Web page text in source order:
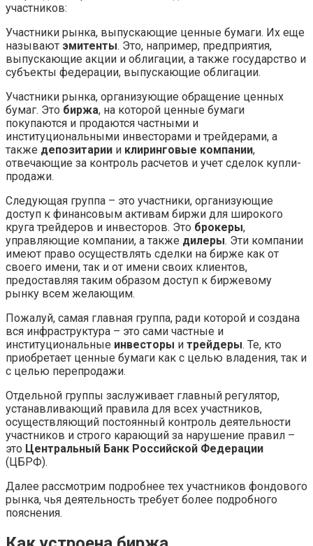
участников:
Участники рынка, выпускающие ценные бумаги. Их еще
называют эмитенты. Это, например, предприятия,
выпускающие акции и облигации, а также государство и
субъекты федерации, выпускающие облигации.
Участники рынка, организующие обращение ценных
бумаг. Это биржа, на которой ценные бумаги
покупаются и продаются частными и
институциональными инвесторами и трейдерами, а
также депозитарии и клиринговые компании,
отвечающие за контроль расчетов и учет сделок купли-
продажи.
Следующая группа – это участники, организующие
доступ к финансовым активам биржи для широкого
круга трейдеров и инвесторов. Это брокеры,
управляющие компании, а также дилеры. Эти компании
имеют право осуществлять сделки на бирже как от
своего имени, так и от имени своих клиентов,
предоставляя таким образом доступ к биржевому
рынку всем желающим.
Пожалуй, самая главная группа, ради которой и создана
вся инфраструктура – это сами частные и
институциональные инвесторы и трейдеры. Те, кто
приобретает ценные бумаги как с целью владения, так и
с целью перепродажи.
Отдельной группы заслуживает главный регулятор,
устанавливающий правила для всех участников,
осуществляющий постоянный контроль деятельности
участников и строго карающий за нарушение правил –
это Центральный Банк Российской Федерации
(ЦБРФ).
Далее рассмотрим подробнее тех участников фондового
рынка, чья деятельность требует более подробного
пояснения.